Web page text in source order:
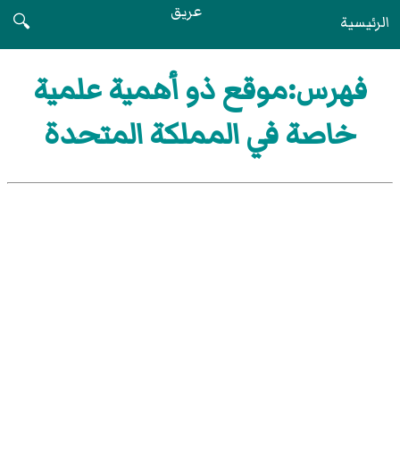
الرئيسية عريق
🔍
فهرس:موقع ذو أهمية علمية
خاصة في المملكة المتحدة